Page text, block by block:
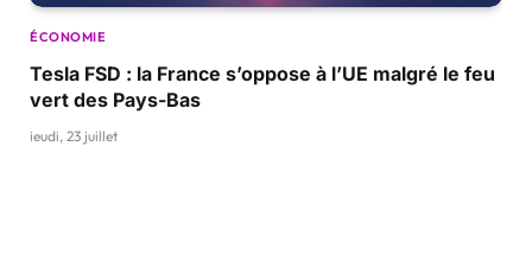
ÉCONOMIE
Tesla FSD : la France s’oppose à l’UE malgré le feu
vert des Pays-Bas
jeudi, 23 juillet